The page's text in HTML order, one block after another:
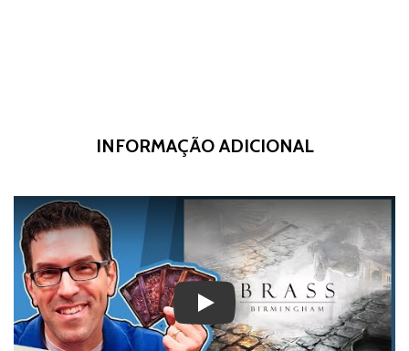
INFORMAÇÃO ADICIONAL
Play